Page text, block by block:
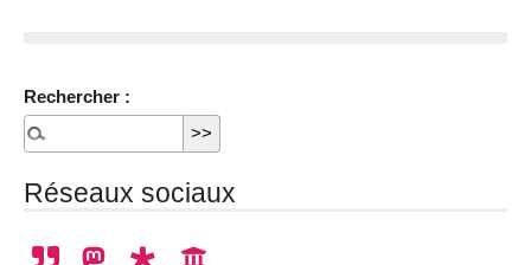
Rechercher :
Réseaux sociaux